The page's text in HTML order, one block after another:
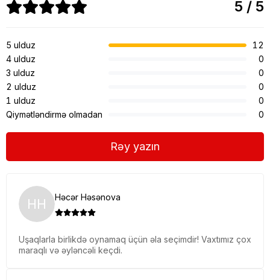
HH Həcər Həsənova
Uşaqlarla birlikdə oynamaq üçün əla seçimdir! Vaxtımız çox
maraqlı və əyləncəli keçdi.
5 / 5
5 ulduz
12
4 ulduz
0
3 ulduz
0
2 ulduz
0
1 ulduz
0
Qiymətləndirmə olmadan
0
Rəy yazın